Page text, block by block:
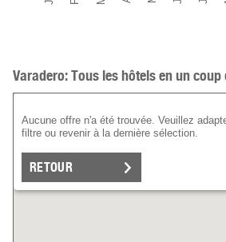
Varadero: Tous les hôtels en un coup
Aucune offre n'a été trouvée. Veuillez
filtre ou revenir à la dernière sélection.
RETOUR